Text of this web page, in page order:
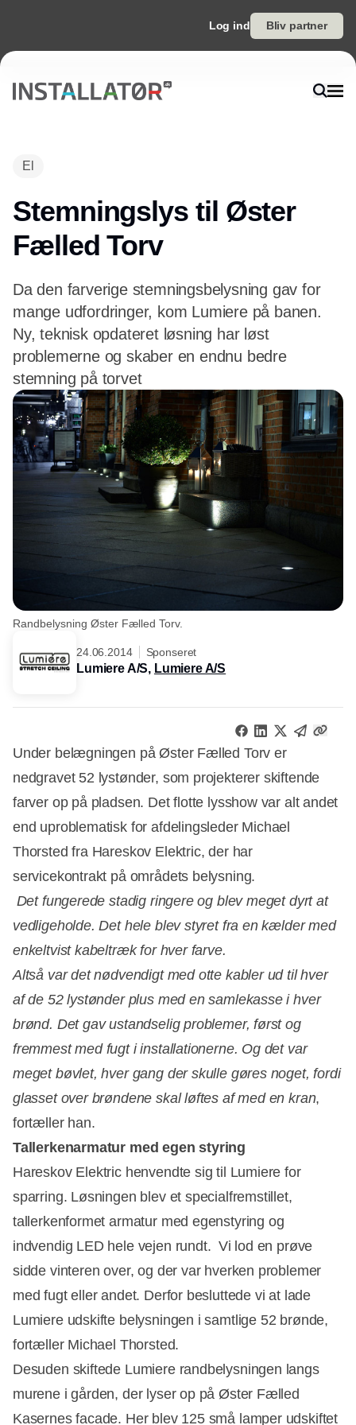
Log ind Bliv partner
El
Stemningslys til Øster
Fælled Torv
Da den farverige stemningsbelysning gav for
mange udfordringer, kom Lumiere på banen.
Ny, teknisk opdateret løsning har løst
problemerne og skaber en endnu bedre
stemning på torvet
Randbelysning Øster Fælled Torv.
24.06.2014 Sponseret
Lumiere A/S, Lumiere A/S
Under belægningen på Øster Fælled Torv er
nedgravet 52 lystønder, som projekterer skiftende
farver op på pladsen. Det flotte lysshow var alt andet
end uproblematisk for afdelingsleder Michael
Thorsted fra Hareskov Elektric, der har
servicekontrakt på områdets belysning.
Det fungerede stadig ringere og blev meget dyrt at
vedligeholde. Det hele blev styret fra en kælder med
enkeltvist kabeltræk for hver farve.
Altså var det nødvendigt med otte kabler ud til hver
af de 52 lystønder plus med en samlekasse i hver
brønd. Det gav ustandselig problemer, først og
fremmest med fugt i installationerne. Og det var
meget bøvlet, hver gang der skulle gøres noget, fordi
glasset over brøndene skal løftes af med en kran,
fortæller han.
Tallerkenarmatur med egen styring
Hareskov Elektric henvendte sig til Lumiere for
sparring. Løsningen blev et specialfremstillet,
tallerkenformet armatur med egenstyring og
indvendig LED hele vejen rundt.  Vi lod en prøve
sidde vinteren over, og der var hverken problemer
med fugt eller andet. Derfor besluttede vi at lade
Lumiere udskifte belysningen i samtlige 52 brønde,
fortæller Michael Thorsted.
Desuden skiftede Lumiere randbelysningen langs
murene i gården, der lyser op på Øster Fælled
Kasernes facade. Her blev 125 små lamper udskiftet